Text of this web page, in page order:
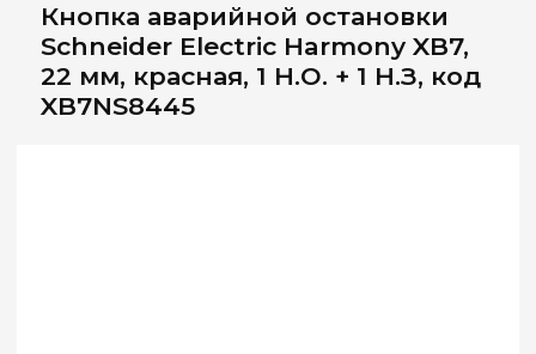
Кнопка аварийной остановки
Schneider Electric Harmony XB7,
22 мм, красная, 1 Н.О. + 1 Н.З, код
XB7NS8445
Viber Telegram